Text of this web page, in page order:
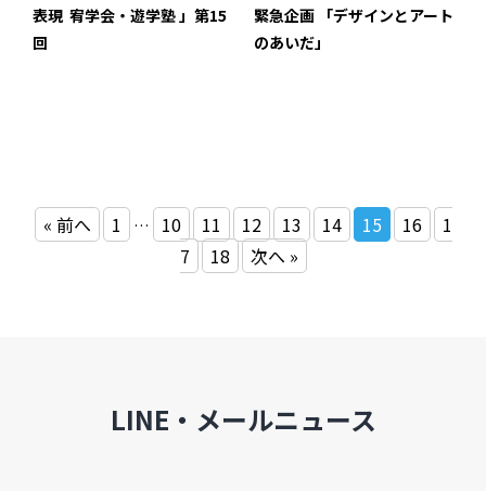
表現 ―― 宥学会・遊学塾 」第15
回
緊急企画 「デザインとアート
のあいだ」
« 前へ 1 … 10 11 12 13 14 15 16
1
7
18 次へ »
LINE・メールニュース